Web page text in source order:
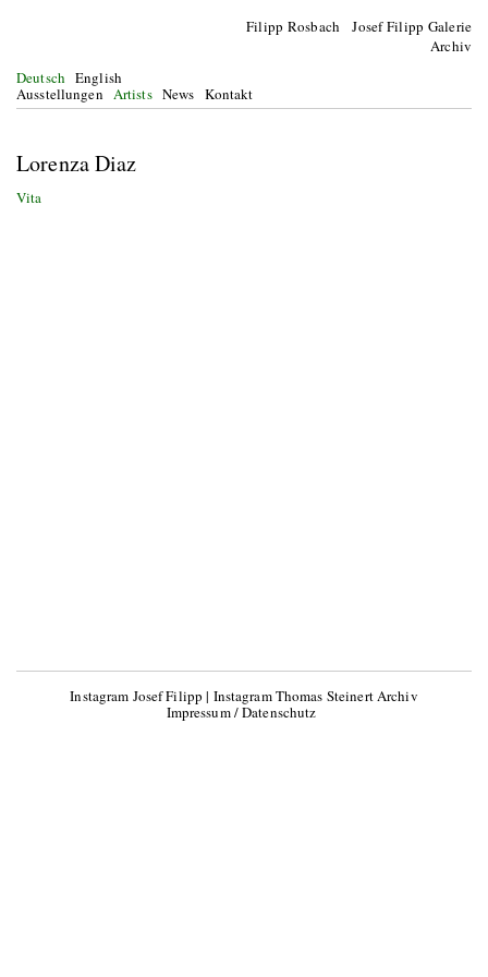
Filipp Rosbach Josef Filipp Galerie
Archiv
Deutsch English
Ausstellungen Artists News Kontakt
Lorenza Diaz
Vita
Instagram Josef Filipp | Instagram Thomas Steinert Archiv
Impressum / Datenschutz